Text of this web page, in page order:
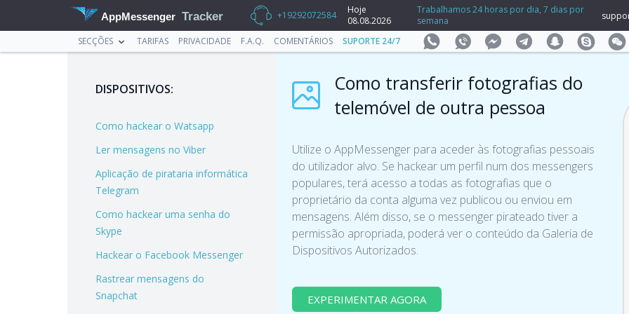
AppMessenger Tracker +19292072584
Hoje
08.08.2026
Trabalhamos 24 horas por dia, 7 dias por
semana
SECÇÕES
TARIFAS PRIVACIDADE F.A.Q. COMENTÁRIOS SUPORTE 24/7
DISPOSITIVOS:
Como hackear o Watsapp
Ler mensagens no Viber
Aplicação de pirataria informática
Telegram
Como hackear uma senha do
Skype
Hackear o Facebook Messenger
Rastrear mensagens do
Snapchat
Como transferir fotografias do
telemóvel de outra pessoa
Utilize o AppMessenger para aceder às fotografias pessoais
do utilizador alvo. Se hackear um perfil num dos messengers
populares, terá acesso a todas as fotografias que o
proprietário da conta alguma vez publicou ou enviou em
mensagens. Além disso, se o messenger pirateado tiver a
permissão apropriada, poderá ver o conteúdo da Galeria de
Dispositivos Autorizados.
EXPERIMENTAR AGORA